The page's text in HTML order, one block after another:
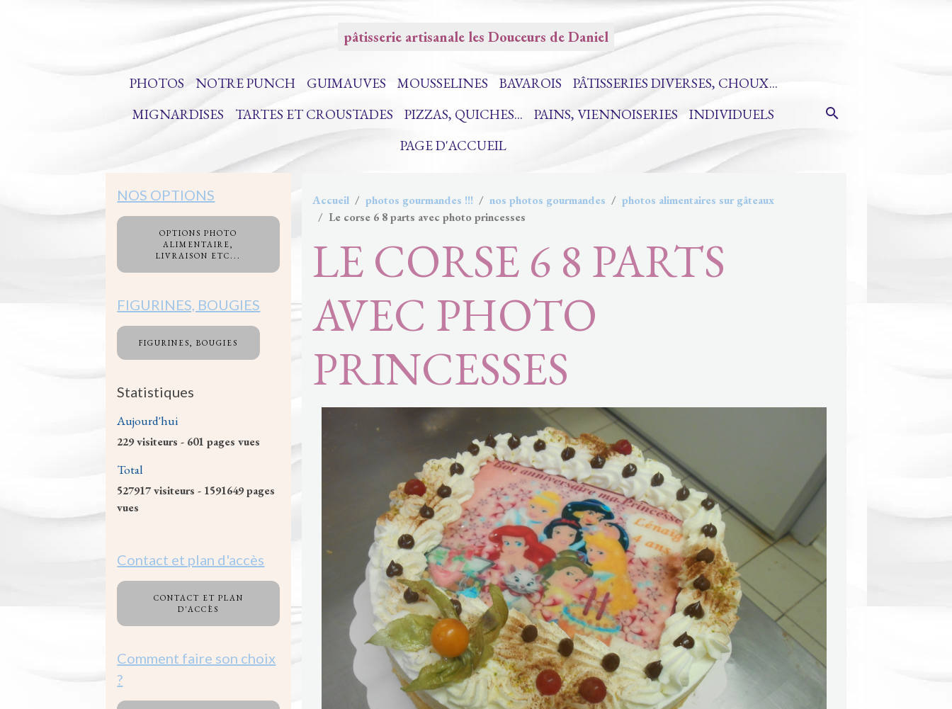
pâtisserie artisanale les Douceurs de Daniel
PHOTOS NOTRE PUNCH GUIMAUVES MOUSSELINES BAVAROIS
PÂTISSERIES DIVERSES, CHOUX...
MIGNARDISES
TARTES ET CROUSTADES PIZZAS, QUICHES... PAINS, VIENNOISERIES
INDIVIDUELS
PAGE D'ACCUEIL
Accueil photos gourmandes !!! nos photos gourmandes
photos alimentaires sur gâteaux
Le corse 6 8 parts avec photo princesses
LE CORSE 6 8 PARTS
AVEC PHOTO
PRINCESSES
NOS OPTIONS
OPTIONS PHOTO
ALIMENTAIRE,
LIVRAISON ETC...
FIGURINES, BOUGIES
FIGURINES, BOUGIES
Statistiques
Aujourd'hui
229visiteurs - 601 pages vues
Total
527917visiteurs - 1591649pages
vues
Contact et plan d'accès
CONTACT ET PLAN
D'ACCÈS
Comment faire son choix
?